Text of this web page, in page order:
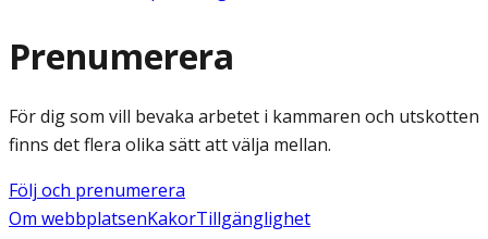
Prenumerera
För dig som vill bevaka arbetet i kammaren och utskotten
finns det flera olika sätt att välja mellan.
Följ och prenumerera
Om webbplatsenKakorTillgänglighet